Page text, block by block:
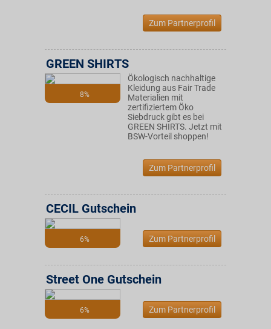
Zum Partnerprofil
8%
GREEN SHIRTS
Ökologisch nachhaltige
Kleidung aus Fair Trade
Materialien mit
zertifiziertem Öko
Siebdruck gibt es bei
GREEN SHIRTS. Jetzt mit
BSW-Vorteil shoppen!
Zum Partnerprofil
6%
CECIL Gutschein
Zum Partnerprofil
6%
Street One Gutschein
Zum Partnerprofil